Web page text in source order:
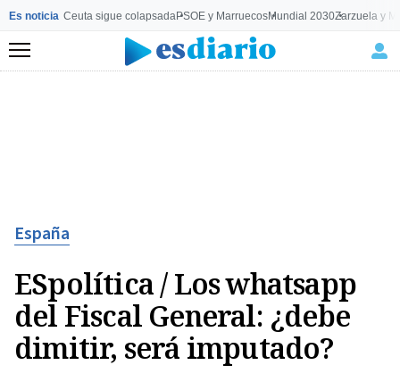
Es noticia Ceuta sigue colapsadaPSOE y MarruecosMundial 2030Zarzuela y
Menú
España
ESpolítica / Los whatsapp
del Fiscal General: ¿debe
dimitir, será imputado?